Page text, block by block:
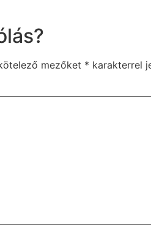
mezőket * karakterrel